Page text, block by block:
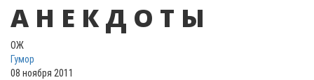
А Н Е К Д О Т Ы
ОЖ
Гумор
08 ноября 2011